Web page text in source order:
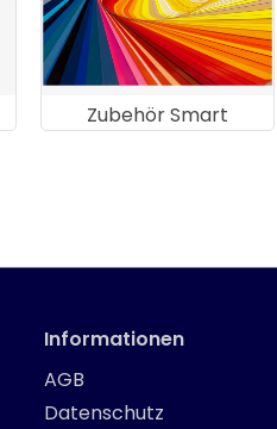
Zubehör Smart
Informationen
AGB
Datenschutz